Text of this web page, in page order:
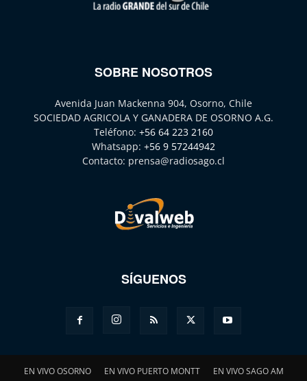
SOBRE NOSOTROS
Avenida Juan Mackenna 904, Osorno, Chile
SOCIEDAD AGRICOLA Y GANADERA DE OSORNO A.G.
Teléfono: +56 64 223 2160
Whatsapp: +56 9 57244942
Contacto: prensa@radiosago.cl
SÍGUENOS
EN VIVO OSORNO EN VIVO PUERTO MONTT EN VIVO SAGO AM